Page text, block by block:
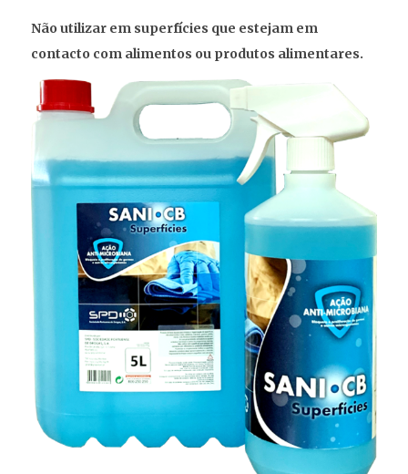
Não utilizar em superfícies que estejam em
contacto com alimentos ou produtos alimentares.